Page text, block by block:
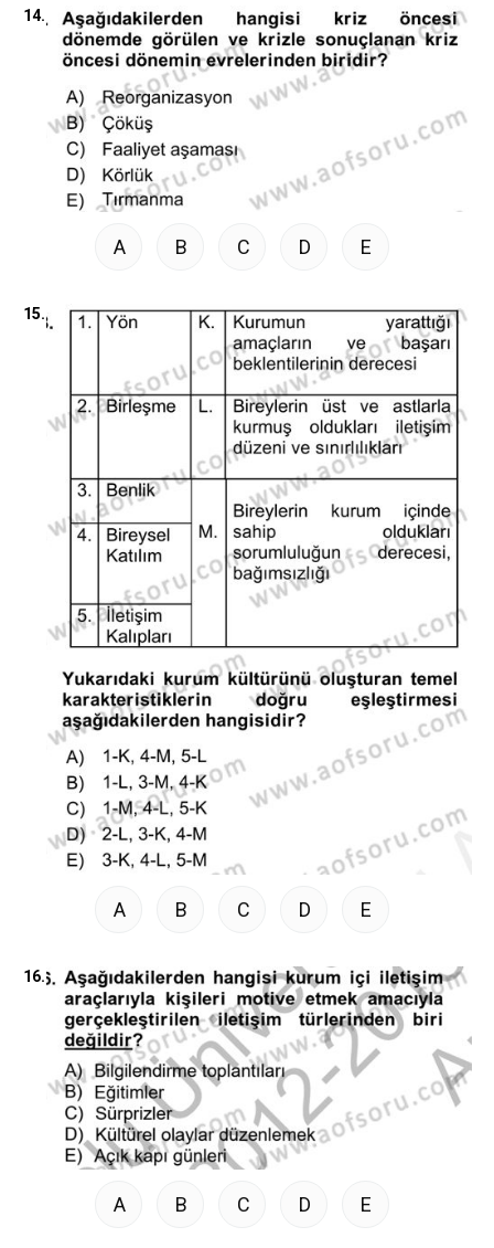
14.
A B C D E
15.
A B C D E
16.
A B C D E